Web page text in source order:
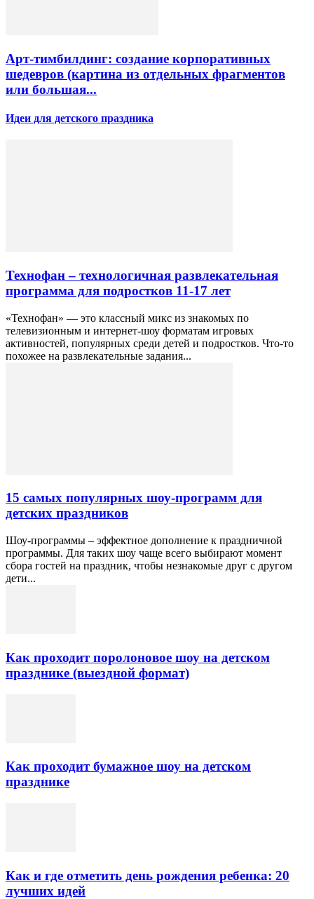
Арт-тимбилдинг: создание корпоративных
шедевров (картина из отдельных фрагментов
или большая...
Идеи для детского праздника
Технофан – технологичная развлекательная
программа для подростков 11-17 лет
«Технофан» — это классный микс из знакомых по
телевизионным и интернет-шоу форматам игровых
активностей, популярных среди детей и подростков. Что-то
похожее на развлекательные задания...
15 самых популярных шоу-программ для
детских праздников
Шоу-программы – эффектное дополнение к праздничной
программы. Для таких шоу чаще всего выбирают момент
сбора гостей на праздник, чтобы незнакомые друг с другом
дети...
Как проходит поролоновое шоу на детском
празднике (выездной формат)
Как проходит бумажное шоу на детском
празднике
Как и где отметить день рождения ребенка: 20
лучших идей